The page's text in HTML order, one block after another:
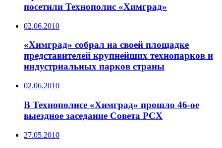
посетили Технополис «Химград»
02.06.2010
«Химград» собрал на своей площадке
представителей крупнейших технопарков и
индустриальных парков страны
02.06.2010
В Технополисе «Химград» прошло 46-ое
выездное заседание Совета РСХ
27.05.2010